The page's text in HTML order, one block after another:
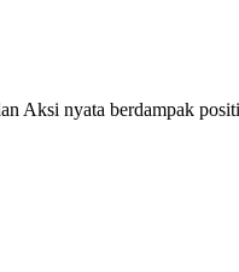
Aksi nyata berdampak